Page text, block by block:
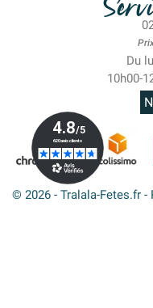
Du
10h00-
© 2026 - Tralala-Fetes.fr -